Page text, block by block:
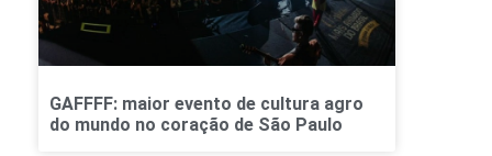
GAFFFF: maior evento de cultura agro
do mundo no coração de São Paulo